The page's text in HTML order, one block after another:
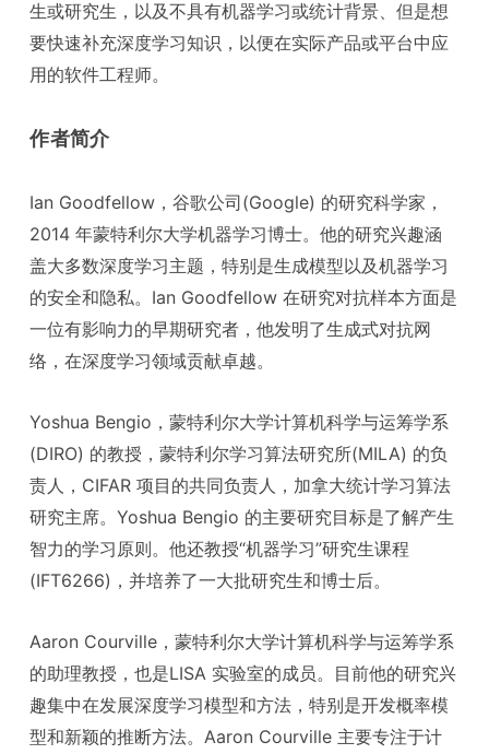
生或研究生，以及不具有机器学习或统计背景、但是想
要快速补充深度学习知识，以便在实际产品或平台中应
用的软件工程师。
作者简介
Ian Goodfellow，谷歌公司(Google) 的研究科学家，
2014 年蒙特利尔大学机器学习博士。他的研究兴趣涵
盖大多数深度学习主题，特别是生成模型以及机器学习
的安全和隐私。Ian Goodfellow 在研究对抗样本方面是
一位有影响力的早期研究者，他发明了生成式对抗网
络，在深度学习领域贡献卓越。
Yoshua Bengio，蒙特利尔大学计算机科学与运筹学系
(DIRO) 的教授，蒙特利尔学习算法研究所(MILA) 的负
责人，CIFAR 项目的共同负责人，加拿大统计学习算法
研究主席。Yoshua Bengio 的主要研究目标是了解产生
智力的学习原则。他还教授“机器学习”研究生课程
(IFT6266)，并培养了一大批研究生和博士后。
Aaron Courville，蒙特利尔大学计算机科学与运筹学系
的助理教授，也是LISA 实验室的成员。目前他的研究兴
趣集中在发展深度学习模型和方法，特别是开发概率模
型和新颖的推断方法。Aaron Courville 主要专注于计